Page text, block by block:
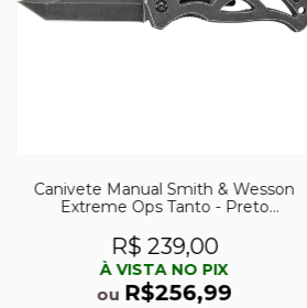
Canivete Manual Smith & Wesson
Extreme Ops Tanto - Preto
R$ 239,00
À VISTA NO PIX
ou R$256,99